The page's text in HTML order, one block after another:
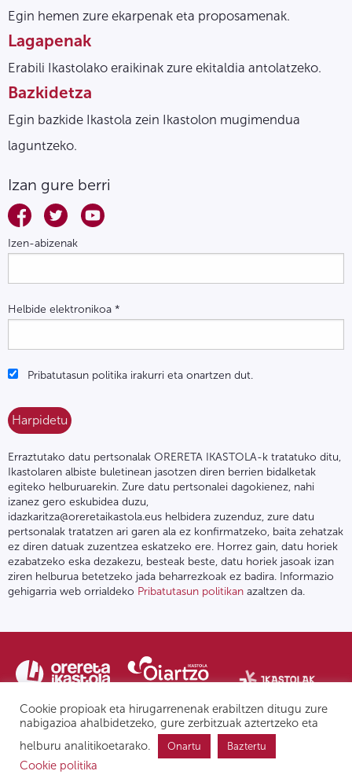
Egin hemen zure ekarpenak eta proposamenak.
Lagapenak
Erabili Ikastolako eraikinak zure ekitaldia antolatzeko.
Bazkidetza
Egin bazkide Ikastola zein Ikastolon mugimendua
laguntzeko.
Izan gure berri
Izen-abizenak
Helbide elektronikoa *
Pribatutasun politika irakurri eta onartzen dut.
Erraztutako datu pertsonalak ORERETA IKASTOLA-k tratatuko ditu,
Ikastolaren albiste buletinean jasotzen diren berrien bidalketak
egiteko helburuarekin. Zure datu pertsonalei dagokienez, nahi
izanez gero eskubidea duzu,
idazkaritza@oreretaikastola.eus helbidera zuzenduz, zure datu
pertsonalak tratatzen ari garen ala ez konfirmatzeko, baita zehatzak
ez diren datuak zuzentzea eskatzeko ere. Horrez gain, datu horiek
ezabatzeko eska dezakezu, besteak beste, datu horiek jasoak izan
ziren helburua betetzeko jada beharrezkoak ez badira. Informazio
gehigarria web orrialdeko Pribatutasun politikan azaltzen da.
Pribatutasun politika | Lege oharra Postontzi etikoa
Cookie propioak eta hirugarrenenak erabiltzen ditugu zure
nabigazioa ahalbidetzeko, gure zerbitzuak aztertzeko eta
helburu analitikoetarako.
Onartu Baztertu
Cookie politika